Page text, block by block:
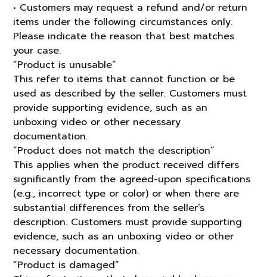
• Customers may request a refund and/or return
items under the following circumstances only.
Please indicate the reason that best matches
your case.
“Product is unusable”
This refer to items that cannot function or be
used as described by the seller. Customers must
provide supporting evidence, such as an
unboxing video or other necessary
documentation.
“Product does not match the description”
This applies when the product received differs
significantly from the agreed-upon specifications
(e.g., incorrect type or color) or when there are
substantial differences from the seller’s
description. Customers must provide supporting
evidence, such as an unboxing video or other
necessary documentation.
“Product is damaged”